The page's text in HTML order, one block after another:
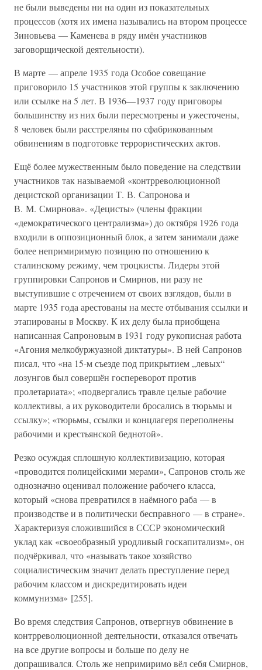
не были выведены ни на один из показательных
процессов (хотя их имена назывались на втором процессе
Зиновьева — Каменева в ряду имён участников
заговорщической деятельности).
В марте — апреле 1935 года Особое совещание
приговорило 15 участников этой группы к заключению
или ссылке на 5 лет. В 1936—1937 году приговоры
большинству из них были пересмотрены и ужесточены,
8 человек были расстреляны по сфабрикованным
обвинениям в подготовке террористических актов.
Ещё более мужественным было поведение на следствии
участников так называемой «контрреволюционной
децистской организации Т. В. Сапронова и
В. М. Смирнова». «Децисты» (члены фракции
«демократического централизма») до октября 1926 года
входили в оппозиционный блок, а затем занимали даже
более непримиримую позицию по отношению к
сталинскому режиму, чем троцкисты. Лидеры этой
группировки Сапронов и Смирнов, ни разу не
выступившие с отречением от своих взглядов, были в
марте 1935 года арестованы на месте отбывания ссылки и
этапированы в Москву. К их делу была приобщена
написанная Сапроновым в 1931 году рукописная работа
«Агония мелкобуржуазной диктатуры». В ней Сапронов
писал, что «на 15-м съезде под прикрытием „левых“
лозунгов был совершён госпереворот против
пролетариата»; «подвергались травле целые рабочие
коллективы, а их руководители бросались в тюрьмы и
ссылку»; «тюрьмы, ссылки и концлагеря переполнены
рабочими и крестьянской беднотой».
Резко осуждая сплошную коллективизацию, которая
«проводится полицейскими мерами», Сапронов столь же
однозначно оценивал положение рабочего класса,
который «снова превратился в наёмного раба — в
производстве и в политически бесправного — в стране».
Характеризуя сложившийся в СССР экономический
уклад как «своеобразный уродливый госкапитализм», он
подчёркивал, что «называть такое хозяйство
социалистическим значит делать преступление перед
рабочим классом и дискредитировать идеи
коммунизма» [255].
Во время следствия Сапронов, отвергнув обвинение в
контрреволюционной деятельности, отказался отвечать
на все другие вопросы и больше по делу не
допрашивался. Столь же непримиримо вёл себя Смирнов,